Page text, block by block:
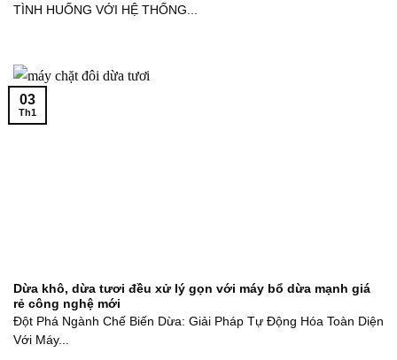
TÌNH HUỐNG VỚI HỆ THỐNG...
Dừa khô, dừa tươi đều xử lý gọn với máy bổ dừa mạnh giá
rẻ công nghệ mới
Đột Phá Ngành Chế Biến Dừa: Giải Pháp Tự Động Hóa Toàn Diện
Với Máy...
03
Th1